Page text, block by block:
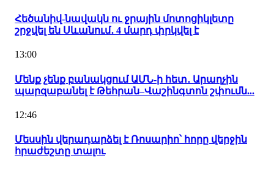
Հեծանիվ-նավակն ու ջրային մոտոցիկլետը
շրջվել են Սևանում․ 4 մարդ փրկվել է
13:00
Մենք չենք բանակցում ԱՄՆ-ի հետ․ Արաղչին
պարզաբանել է Թեհրան–Վաշինգտոն շփումն...
12:46
Մեսսին վերադարձել է Ռոսարիո՝ հորը վերջին
հրաժեշտը տալու